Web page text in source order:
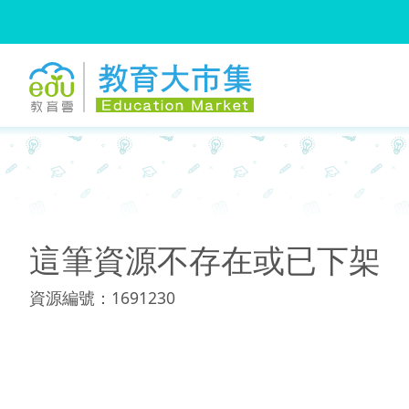
:::
這筆資源不存在或已下架
資源編號：1691230